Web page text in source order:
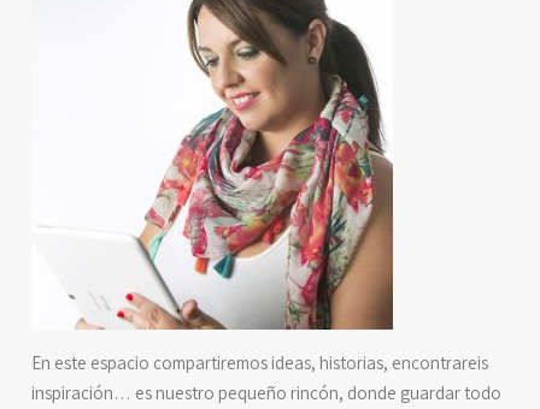
En este espacio compartiremos ideas, historias, encontrareis
inspiración… es nuestro pequeño rincón, donde guardar todo